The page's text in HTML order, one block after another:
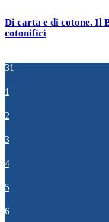
Di carta e di cotone. Il
cotonifici
31
1
2
3
4
5
6